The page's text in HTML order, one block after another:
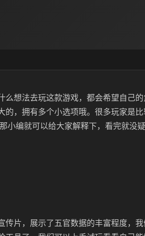
想法去玩这款游戏，都会希望自己
，拥有多个小选项哦。很多玩家是
编就可以给大家解释下，看完就没疑
片，展示了五官数据的丰富程度，